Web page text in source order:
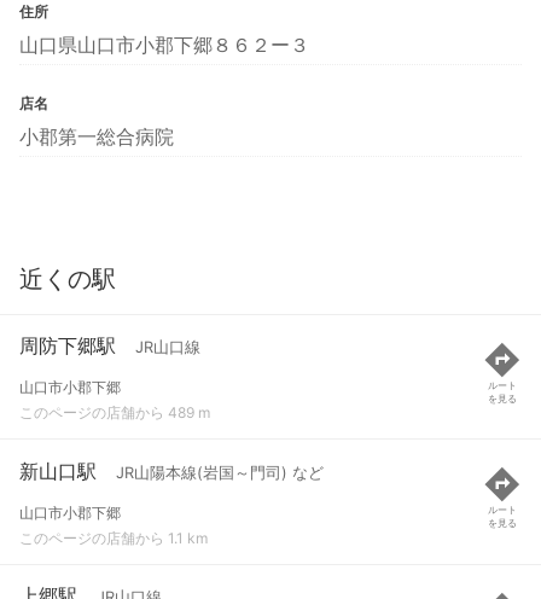
住所
山口県山口市小郡下郷８６２ー３
店名
小郡第一総合病院
近くの駅
周防下郷駅 JR山口線
山口市小郡下郷
このページの店舗から 489 m
ルート
を見る
新山口駅 JR山陽本線(岩国～門司) など
山口市小郡下郷
このページの店舗から 1.1 km
ルート
を見る